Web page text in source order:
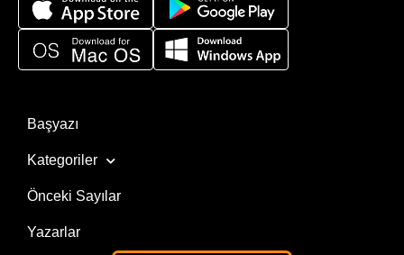
Başyazı
Kategoriler
Önceki Sayılar
Yazarlar